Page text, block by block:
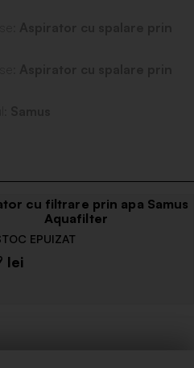
cu filtrare prin apa Samus
Aquafilter
EPUIZAT